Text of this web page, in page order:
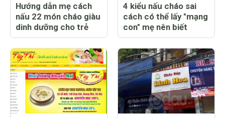
Hướng dẫn mẹ cách
nấu 22 món cháo giàu
dinh dưỡng cho trẻ
4 kiểu nấu cháo sai
cách có thể lấy "mạng
con" mẹ nên biết